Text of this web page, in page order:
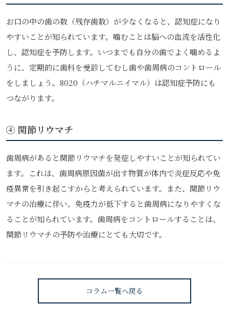
お口の中の歯の数（残存歯数）が少なくなると、認知症になり
やすいことが知られています。噛むことは脳への血流を活性化
し、認知症を予防します。いつまでも自分の歯でよく噛めるよ
うに、定期的に歯科を受診してむし歯や歯周病のコントロール
をしましょう。8020（ハチマルニイマル）は認知症予防にも
つながります。
④ 関節リウマチ
歯周病があると関節リウマチを発症しやすいことが知られてい
ます。これは、歯周病原因菌が出す物質が体内で炎症反応や免
疫異常を引き起こすからと考えられています。また、関節リウ
マチの治療に伴い、免疫力が低下すると歯周病になりやすくな
ることが知られています。歯周病をコントロールすることは、
関節リウマチの予防や治療にとても大切です。
コラム一覧へ戻る